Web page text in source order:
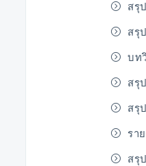
สรุ
สรุ
บท
สรุ
สรุ
รา
สรุ